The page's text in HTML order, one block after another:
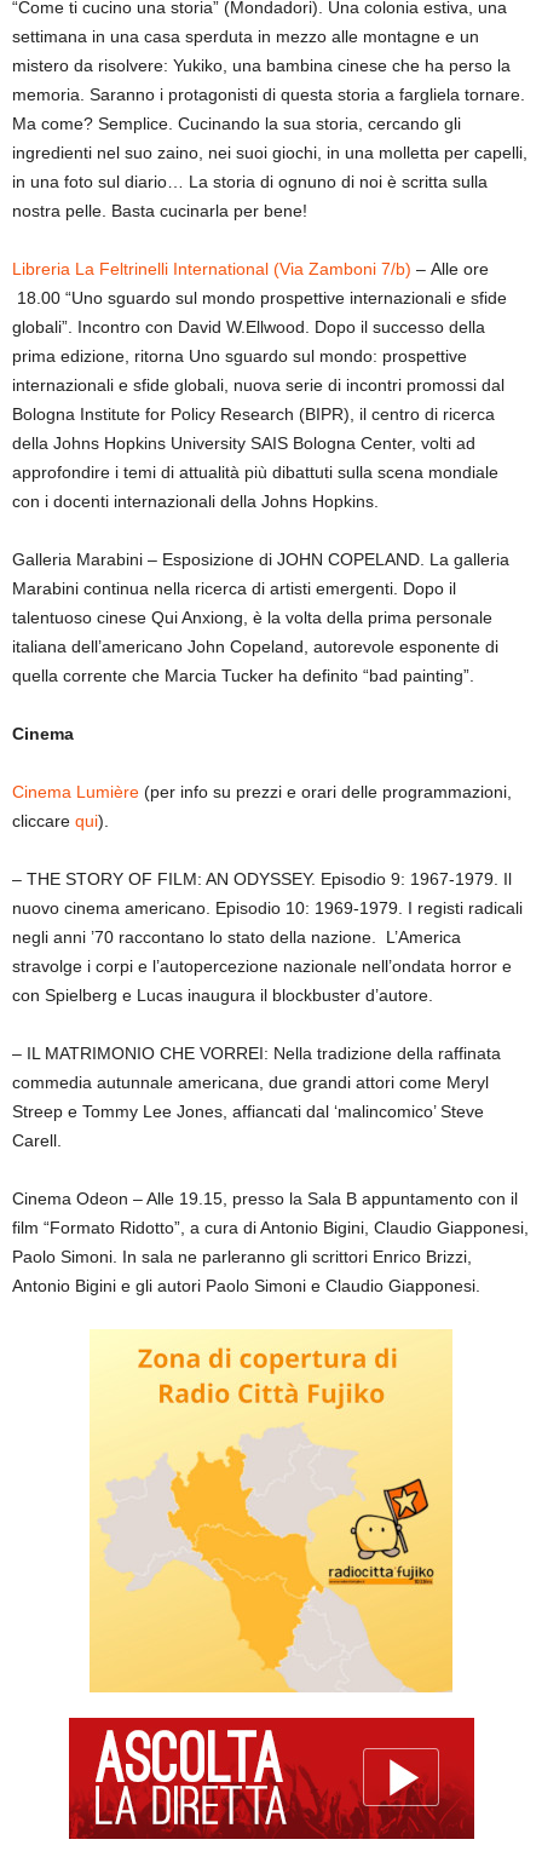
“Come ti cucino una storia” (Mondadori). Una colonia estiva, una
settimana in una casa sperduta in mezzo alle montagne e un
mistero da risolvere: Yukiko, una bambina cinese che ha perso la
memoria. Saranno i protagonisti di questa storia a fargliela tornare.
Ma come? Semplice. Cucinando la sua storia, cercando gli
ingredienti nel suo zaino, nei suoi giochi, in una molletta per capelli,
in una foto sul diario… La storia di ognuno di noi è scritta sulla
nostra pelle. Basta cucinarla per bene!
Libreria La Feltrinelli International (Via Zamboni 7/b) – Alle ore
18.00 “Uno sguardo sul mondo prospettive internazionali e sfide
globali”. Incontro con David W.Ellwood. Dopo il successo della
prima edizione, ritorna Uno sguardo sul mondo: prospettive
internazionali e sfide globali, nuova serie di incontri promossi dal
Bologna Institute for Policy Research (BIPR), il centro di ricerca
della Johns Hopkins University SAIS Bologna Center, volti ad
approfondire i temi di attualità più dibattuti sulla scena mondiale
con i docenti internazionali della Johns Hopkins.
Galleria Marabini – Esposizione di JOHN COPELAND. La galleria
Marabini continua nella ricerca di artisti emergenti. Dopo il
talentuoso cinese Qui Anxiong, è la volta della prima personale
italiana dell’americano John Copeland, autorevole esponente di
quella corrente che Marcia Tucker ha definito “bad painting”.
Cinema
Cinema Lumière (per info su prezzi e orari delle programmazioni,
cliccare qui).
– THE STORY OF FILM: AN ODYSSEY. Episodio 9: 1967-1979. Il
nuovo cinema americano. Episodio 10: 1969-1979. I registi radicali
negli anni ’70 raccontano lo stato della nazione. L’America
stravolge i corpi e l’autopercezione nazionale nell’ondata horror e
con Spielberg e Lucas inaugura il blockbuster d’autore.
– IL MATRIMONIO CHE VORREI: Nella tradizione della raffinata
commedia autunnale americana, due grandi attori come Meryl
Streep e Tommy Lee Jones, affiancati dal ‘malincomico’ Steve
Carell.
Cinema Odeon – Alle 19.15, presso la Sala B appuntamento con il
film “Formato Ridotto”, a cura di Antonio Bigini, Claudio Giapponesi,
Paolo Simoni. In sala ne parleranno gli scrittori Enrico Brizzi,
Antonio Bigini e gli autori Paolo Simoni e Claudio Giapponesi.